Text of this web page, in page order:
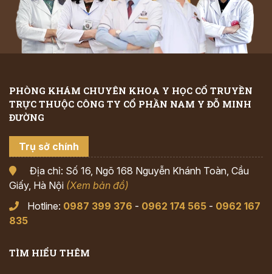
PHÒNG KHÁM CHUYÊN KHOA Y HỌC CỔ TRUYỀN
TRỰC THUỘC CÔNG TY CỔ PHẦN NAM Y ĐỖ MINH
ĐƯỜNG
Trụ sở chính
Địa chỉ: Số 16, Ngõ 168 Nguyễn Khánh Toàn, Cầu
Giấy, Hà Nội (Xem bản đồ)
Hotline: 0987 399 376 - 0962 174 565 - 0962 167
835
TÌM HIỂU THÊM